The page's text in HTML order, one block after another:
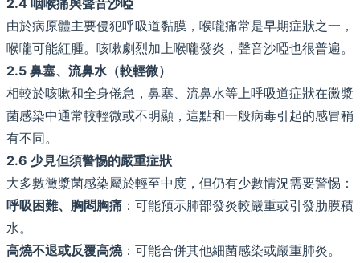
由於病原體主要侵犯呼吸道黏膜，喉嚨痛常是早期症狀之一，
喉嚨可能紅腫。咳嗽劇烈加上喉嚨發炎，聲音沙啞也很普遍。
2.5 鼻塞、流鼻水（較輕微）
相較於咳嗽和全身倦怠，鼻塞、流鼻水等上呼吸道症狀在黴漿
菌感染中通常較輕微或不明顯，這點和一般病毒引起的感冒稍
有不同。
2.6 少見但須警惕的嚴重症狀
大多數黴漿菌感染屬於輕至中度，但仍有少數情況需要警惕：
呼吸困難、胸悶胸痛 ：可能預示肺部發炎較嚴重或引發肋膜積
水。
高燒不退或反覆高燒：可能合併其他細菌感染或嚴重肺炎。